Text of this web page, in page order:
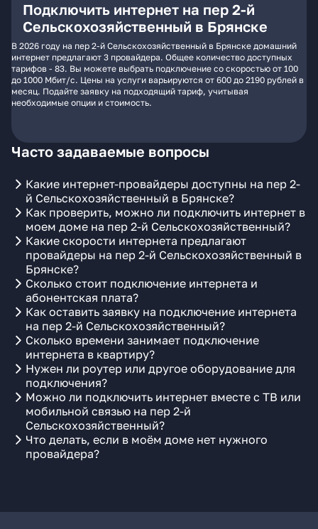
Подключить интернет на пер 2-й
Сельскохозяйственный в Брянске
В 2026 году на пер 2-й Сельскохозяйственный в Брянске домашний
интернет предлагают 3 провайдера. Общее количество доступных
тарифов - 83. Вы можете выбрать подключение со скоростью от 100
до 1000 Мбит/с. Цены на услуги варьируются от 600 до 2190 рублей в
месяц. Подайте заявку на подходящий тариф, учитывая
необходимые опции и стоимость.
Часто задаваемые вопросы
Какие интернет-провайдеры доступны на пер 2-
й Сельскохозяйственный в Брянске?
Как проверить, можно ли подключить интернет в
моем доме на пер 2-й Сельскохозяйственный?
Какие скорости интернета предлагают
провайдеры на пер 2-й Сельскохозяйственный в
Брянске?
Сколько стоит подключение интернета и
абонентская плата?
Как оставить заявку на подключение интернета
на пер 2-й Сельскохозяйственный?
Сколько времени занимает подключение
интернета в квартиру?
Нужен ли роутер или другое оборудование для
подключения?
Можно ли подключить интернет вместе с ТВ или
мобильной связью на пер 2-й
Сельскохозяйственный?
Что делать, если в моём доме нет нужного
провайдера?